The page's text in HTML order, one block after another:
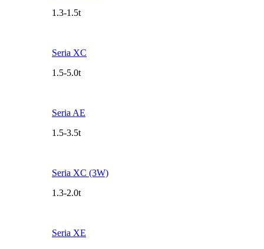
1.3-1.5t
Seria XC
1.5-5.0t
Seria AE
1.5-3.5t
Seria XC (3W)
1.3-2.0t
Seria XE